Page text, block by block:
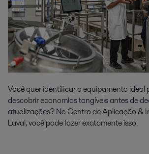
Você quer identificar o equipamento ideal
descobrir economias tangíveis antes de
atualizações? No Centro de Aplicação &
Laval, você pode fazer exatamente isso.